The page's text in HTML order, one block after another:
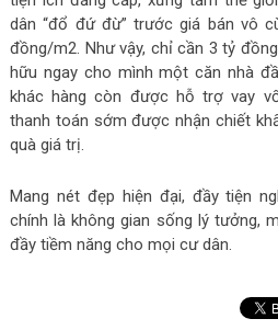
dân “đổ đứ đừ” trước giá bán vô
đồng/m2. Như vậy, chỉ cần 3 tỷ
hữu ngay cho mình một căn nhà
khác hàng còn được hỗ trợ vay
thanh toán sớm được nhận chiết
quà giá trị.
Mang nét đẹp hiện đại, đầy tiện
chính là không gian sống lý tưởng,
đầy tiềm năng cho mọi cư dân.